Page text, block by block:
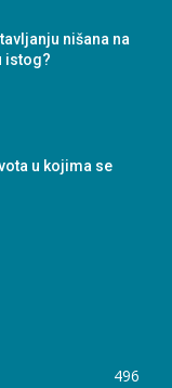
nišana na
istog?
u kojima se
496